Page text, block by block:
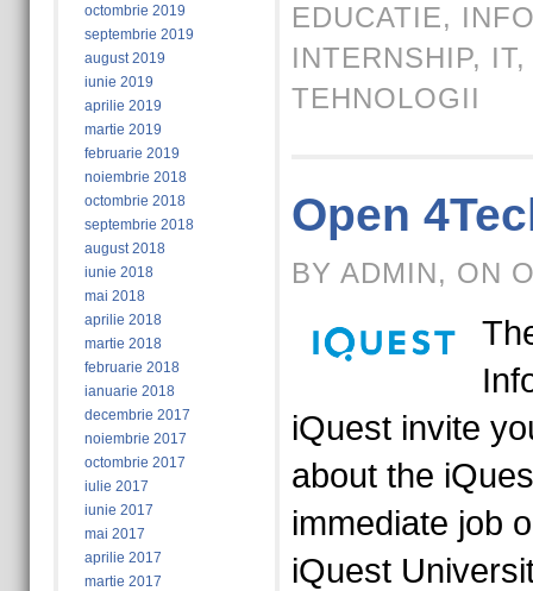
octombrie 2019
septembrie 2019
august 2019
iunie 2019
aprilie 2019
martie 2019
februarie 2019
noiembrie 2018
octombrie 2018
septembrie 2018
august 2018
iunie 2018
mai 2018
aprilie 2018
martie 2018
februarie 2018
ianuarie 2018
decembrie 2017
noiembrie 2017
octombrie 2017
iulie 2017
iunie 2017
mai 2017
aprilie 2017
martie 2017
EDUCATIE,
INTERNSHIP, IT
TEHNOLOGII
Open
BY ADMIN, ON
iQuest invite
about the
immediate job
iQuest